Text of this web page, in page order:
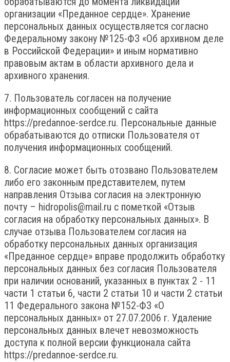
организации «Преданное сердце». Хранение
персональных данных осуществляется согласно
Федеральному закону №125-ФЗ «Об архивном деле
в Российской Федерации» и иным нормативно
правовым актам в области архивного дела и
архивного хранения.
7. Пользователь согласен на получение
информационных сообщений с сайта
https://predannoe-serdce.ru. Персональные данные
обрабатываются до отписки Пользователя от
получения информационных сообщений.
8. Согласие может быть отозвано Пользователем
либо его законным представителем, путем
направления Отзыва согласия на электронную
почту – hidropolis@mail.ru с пометкой «Отзыв
согласия на обработку персональных данных». В
случае отзыва Пользователем согласия на
обработку персональных данных организация
«Преданное сердце» вправе продолжить обработку
персональных данных без согласия Пользователя
при наличии оснований, указанных в пунктах 2 - 11
части 1 статьи 6, части 2 статьи 10 и части 2 статьи
11 Федерального закона №152-ФЗ «О
персональных данных» от 27.07.2006 г. Удаление
персональных данных влечет невозможность
доступа к полной версии функционала сайта
https://predannoe-serdce.ru.